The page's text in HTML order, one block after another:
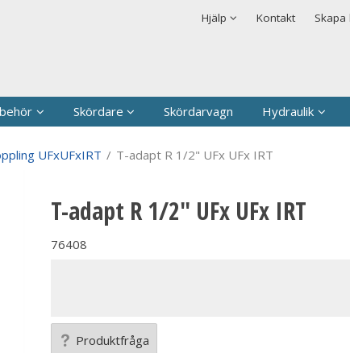
Hjälp
Säkerhet & Cookies Kontakt
Lösenord
Skapa nytt konto
Skördare Skördarvagn Hydraulik
UFxUFxIRT / T-adapt R 1/2" UFx UFx IRT
T-adapt R 1/2" UFx UFx IRT
76408
Produktfråga